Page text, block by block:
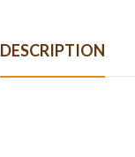
DESCRIPTION